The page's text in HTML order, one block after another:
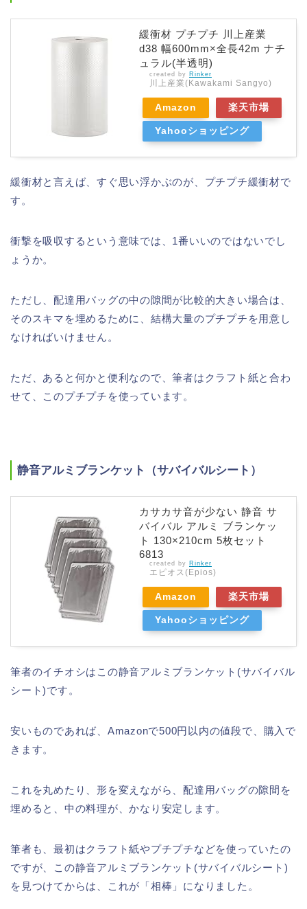
緩衝材 プチプチ 川上産業
d38 幅600mm×全長42m ナチ
ュラル(半透明)
created by Rinker
川上産業(Kawakami Sangyo)
Amazon 楽天市場
Yahooショッピング
緩衝材と言えば、すぐ思い浮かぶのが、プチプチ緩衝材で
す。
衝撃を吸収するという意味では、1番いいのではないでし
ょうか。
ただし、配達用バッグの中の隙間が比較的大きい場合は、
そのスキマを埋めるために、結構大量のプチプチを用意し
なければいけません。
ただ、あると何かと便利なので、筆者はクラフト紙と合わ
せて、このプチプチを使っています。
静音アルミブランケット（サバイバルシート）
カサカサ音が少ない 静音 サ
バイバル アルミ ブランケッ
ト 130×210cm 5枚セット
6813
created by Rinker
エピオス(Epios)
Amazon 楽天市場
Yahooショッピング
筆者のイチオシはこの静音アルミブランケット(サバイバル
シート)です。
安いものであれば、Amazonで500円以内の値段で、購入で
きます。
これを丸めたり、形を変えながら、配達用バッグの隙間を
埋めると、中の料理が、かなり安定します。
筆者も、最初はクラフト紙やプチプチなどを使っていたの
ですが、この静音アルミブランケット(サバイバルシート)
を見つけてからは、これが「相棒」になりました。